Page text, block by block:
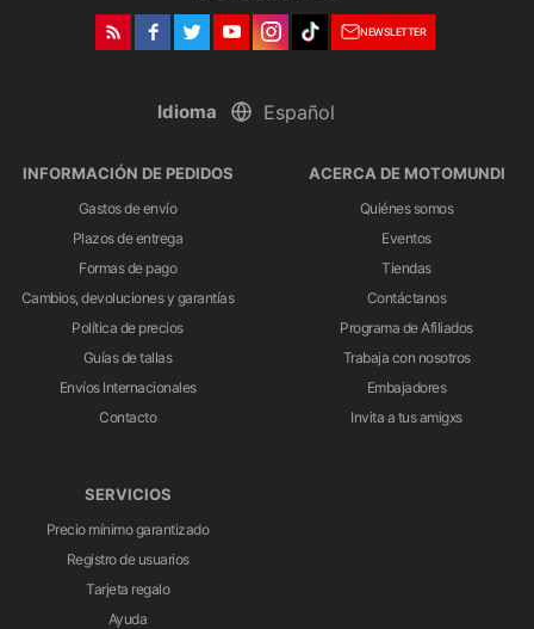
NEWSLETTER
Idioma
INFORMACIÓN DE PEDIDOS
Gastos de envío
Plazos de entrega
Formas de pago
Cambios, devoluciones y garantías
Política de precios
Guías de tallas
Envíos Internacionales
Contacto
ACERCA DE MOTOMUNDI
Quiénes somos
Eventos
Tiendas
Contáctanos
Programa de Afiliados
Trabaja con nosotros
Embajadores
Invita a tus amigxs
SERVICIOS
Precio mínimo garantizado
Registro de usuarios
Tarjeta regalo
Ayuda